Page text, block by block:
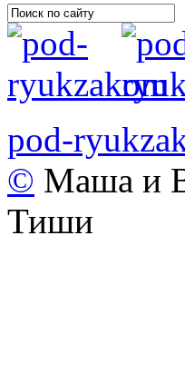
pod-
© Маша и
Тиши